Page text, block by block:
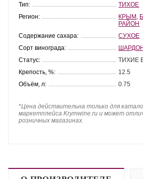
Тип:
ТИХОЕ
Регион:
КРЫМ
РАЙОН
Содержание сахара:
СУХОЕ
Сорт винограда:
Статус:
ТИХИЕ
Крепость, %:
12.5
Объём, л:
0.75
*Цена действительна только для
маркетплейса Krymwine.ru и может
розничных магазинах.